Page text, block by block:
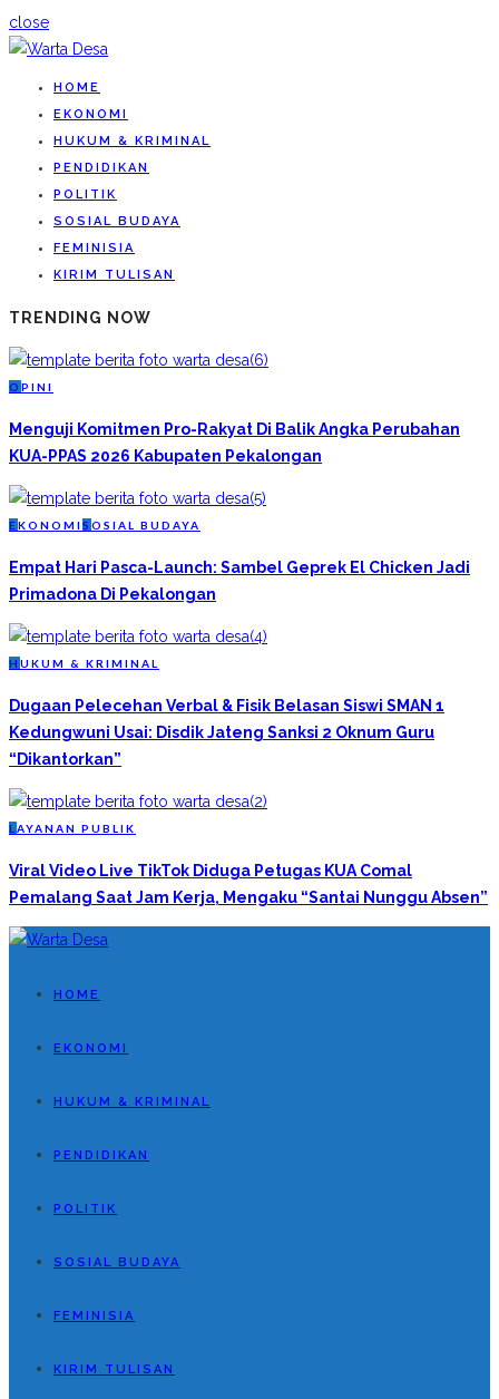
close
HOME
EKONOMI
HUKUM & KRIMINAL
PENDIDIKAN
POLITIK
SOSIAL BUDAYA
FEMINISIA
KIRIM TULISAN
TRENDING NOW
O PINI
Menguji Komitmen Pro-Rakyat Di Balik Angka Perubahan
KUA-PPAS 2026 Kabupaten Pekalongan
EKONOMI S OSIAL BUDAYA
Empat Hari Pasca-Launch: Sambel Geprek El Chicken Jadi
Primadona Di Pekalongan
H UKUM & KRIMINAL
Dugaan Pelecehan Verbal & Fisik Belasan Siswi SMAN 1
Kedungwuni Usai: Disdik Jateng Sanksi 2 Oknum Guru
“Dikantorkan”
L AYANAN PUBLIK
Viral Video Live TikTok Diduga Petugas KUA Comal
Pemalang Saat Jam Kerja, Mengaku “Santai Nunggu Absen”
HOME
EKONOMI
HUKUM & KRIMINAL
PENDIDIKAN
POLITIK
SOSIAL BUDAYA
FEMINISIA
KIRIM TULISAN